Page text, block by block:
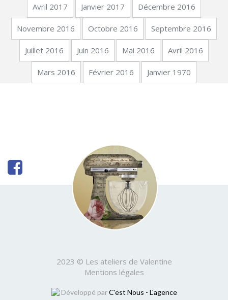
Avril 2017 Janvier 2017 Décembre 2016
Novembre 2016 Octobre 2016 Septembre 2016
Juillet 2016 Juin 2016 Mai 2016 Avril 2016
Mars 2016 Février 2016 Janvier 1970
2023 © Les ateliers de Valentine
Mentions légales
Développé parC'est Nous - L'agence